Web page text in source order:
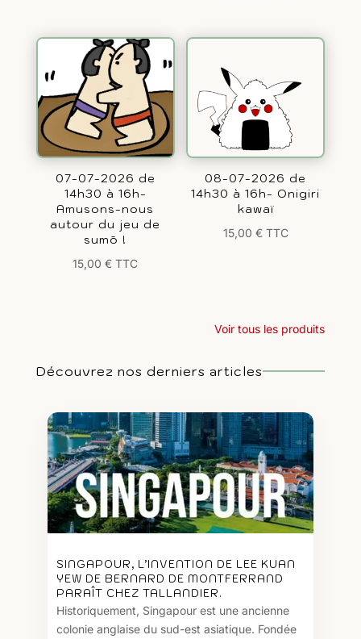
07-07-2026 de
14h30 à 16h-
Amusons-nous
autour du jeu de
sumō !
15,00€ TTC
08-07-2026 de
14h30 à 16h- Onigiri
kawaï
15,00 € TTC
Voir tous les produits
Découvrez nos derniers articles
SINGAPOUR, L’INVENTION DE LEE KUAN
YEW DE BERNARD DE MONTFERRAND
PARAÎT CHEZ TALLANDIER.
Historiquement, Singapour est une ancienne
colonie anglaise du sud-est asiatique. Fondée